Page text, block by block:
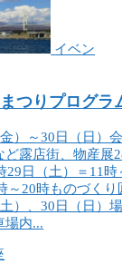
イベン
つりプログラ
）～30日（日）会
露店街、物産展
29日（土）＝11時
～20時ものづくり
）、30日（日）場
場内...